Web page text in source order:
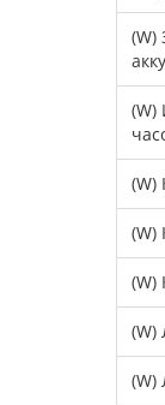
(W)
(W)
(W)
(W)
(W)
(W)
(W)